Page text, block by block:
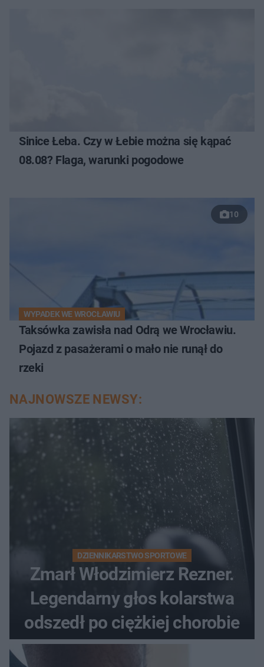
Sinice Łeba. Czy w Łebie można się kąpać
08.08? Flaga, warunki pogodowe
10
WYPADEK WE WROCŁAWIU
Taksówka zawisła nad Odrą we Wrocławiu.
Pojazd z pasażerami o mało nie runął do
rzeki
NAJNOWSZE NEWSY:
DZIENNIKARSTWO SPORTOWE
Zmarł Włodzimierz Rezner.
Legendarny głos kolarstwa
odszedł po ciężkiej chorobie